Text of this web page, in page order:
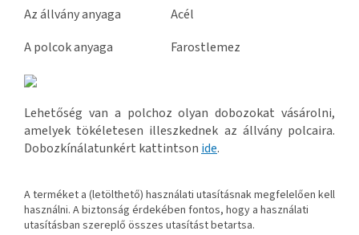
Az állvány anyaga
Acél
A polcok anyaga
Farostlemez
Lehetőség van a polchoz olyan dobozokat vásárolni,
amelyek tökéletesen illeszkednek az állvány polcaira.
Dobozkínálatunkért kattintson ide.
A terméket a (letölthető) használati utasításnak megfelelően kell
használni. A biztonság érdekében fontos, hogy a használati
utasításban szereplő összes utasítást betartsa.